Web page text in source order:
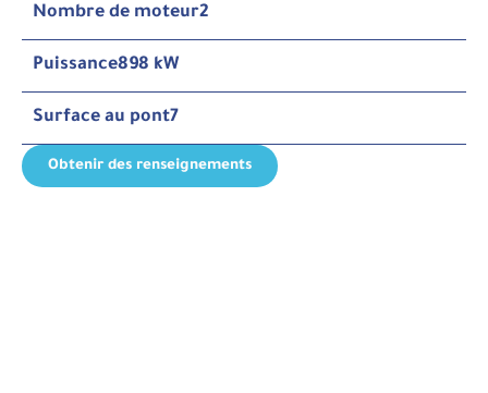
Nombre de moteur2
Puissance898 kW
Surface au pont7
Obtenir des renseignements